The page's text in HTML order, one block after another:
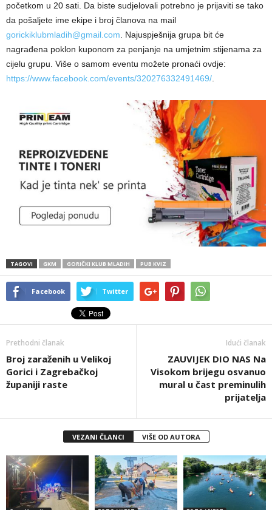
početkom u 20 sati. Da biste sudjelovali potrebno je prijaviti se tako
da pošaljete ime ekipe i broj članova na mail
gorickiklubmladih@gmail.com . Najuspješnija grupa bit će
nagrađena poklon kuponom za penjanje na umjetnim stijenama za
cijelu grupu. Više o samom eventu možete pronaći ovdje:
https://www.facebook.com/events/320276332491469/
TAGOVI GKM GORIČKI KLUB MLADIH PUB KVIZ
Facebook Twitter
Prethodni članak
Broj zaraženih u Velikoj
Gorici i Zagrebačkoj
županiji raste
Idući članak
ZAUVIJEK DIO NAS Na
Visokom brijegu osvanuo
mural u čast preminulih
prijatelja
VEZANI ČLANCI VIŠE OD AUTORA